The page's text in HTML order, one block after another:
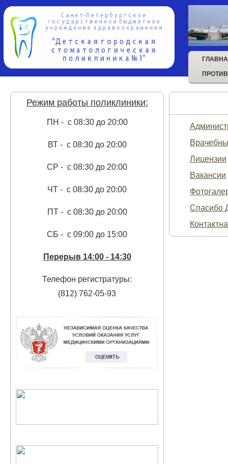
Режим работы поликлиники:
ПН - с 08:30 до 20:00
ВТ - с 08:30 до 20:00
СР - с 08:30 до 20:00
ЧТ - с 08:30 до 20:00
ПТ - с 08:30 до 20:00
СБ - с 09:00 до 15:00
Перерыв 14:00 - 14:30
Телефон регистратуры:
(812) 762-05-93
Лицензии
Вакансии
Спасибо